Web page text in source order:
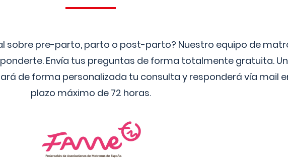
sobre pre-parto, parto o post-parto? Nuestro equipo de
Envía tus preguntas de forma totalmente gratuita.
de forma personalizada tu consulta y responderá vía mail
plazo máximo de 72 horas.